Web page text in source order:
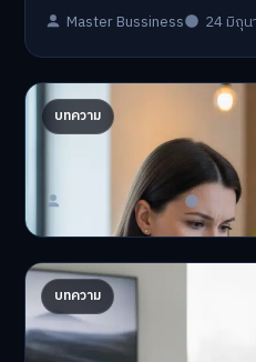
Master Bussiness 24 มิถุ
บทความ
ปรับพอร์ตรับ ‘เงินดิจิทัล
ให้พัง
'เงินดิจิทัล 2.0' มาแล…
Master Bussiness 23 มิถุ
บทความ
AI จัดพอร์ตให้ปัง! เทรนด์
จอ
AI จัดพอร์ตให้ปัง! หมด…